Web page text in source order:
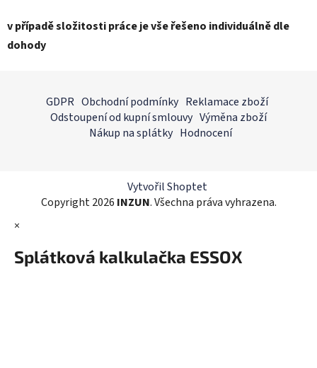
v případě složitosti práce je vše řešeno individuálně dle
dohody
GDPR Obchodní podmínky Reklamace zboží
Odstoupení od kupní smlouvy Výměna zboží
Nákup na splátky Hodnocení
Vytvořil Shoptet
Copyright 2026 INZUN. Všechna práva vyhrazena.
×
Splátková kalkulačka ESSOX